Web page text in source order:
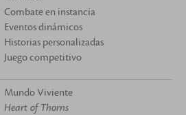
Combate en instancia
Eventos dinámicos
Historias personalizadas
Juego competitivo
Mundo Viviente
Heart of Thorns